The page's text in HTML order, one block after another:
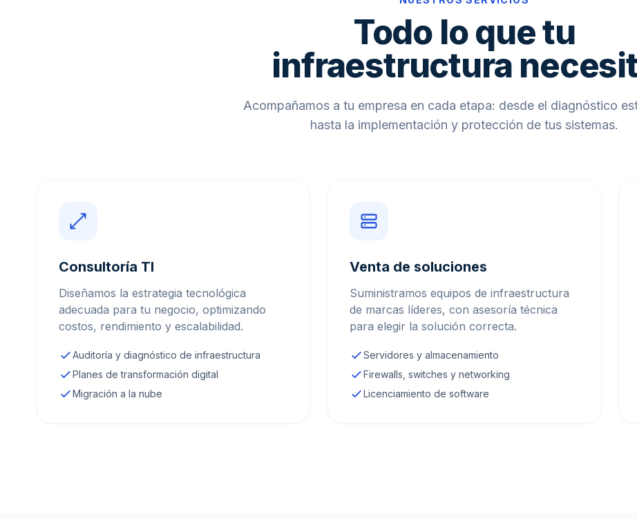
Todo lo que tu
infraestructura
Acompañamos a tu empresa en cada etapa: desde el diagnóstico
hasta la implementación y protección de tus sistemas.
Consultoría TI
Diseñamos la estrategia tecnológica
adecuada para tu negocio, optimizando
costos, rendimiento y escalabilidad.
Auditoría y diagnóstico de infraestructura
Planes de transformación digital
Migración a la nube
Venta de soluciones
Suministramos equipos de infraestructura
de marcas líderes, con asesoría técnica
para elegir la solución correcta.
Servidores y almacenamiento
Firewalls, switches y networking
Licenciamiento de software